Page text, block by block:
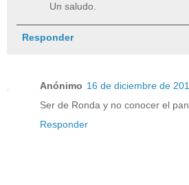
Un saludo.
Responder
Anónimo 16 de diciembre de
Ser de Ronda y no conocer el
Responder